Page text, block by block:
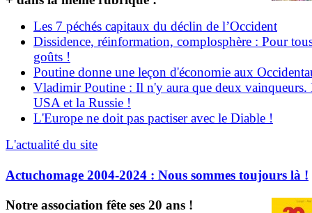
Les 7 péchés capitaux du déclin de l’Occident
Dissidence, réinformation, complosphère : Pour
goûts !
Poutine donne une leçon d'économie aux
Vladimir Poutine : Il n'y aura que deux vainqueurs.
USA et la Russie !
L'Europe ne doit pas pactiser avec le Diable !
L'actualité du site
Actuchomage 2004-2024 : Nous sommes toujours là !
Notre association fête ses 20 ans !